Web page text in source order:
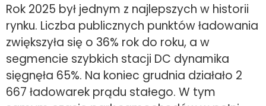
Rok 2025 był jednym z najlepszych w historii
rynku. Liczba publicznych punktów ładowania
zwiększyła się o 36% rok do roku, a w
segmencie szybkich stacji DC dynamika
sięgnęła 65%. Na koniec grudnia działało 2
667 ładowarek prądu stałego. W tym